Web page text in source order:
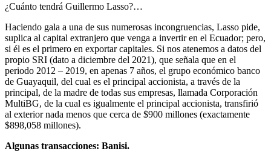
¿Cuánto tendrá Guillermo Lasso?…
Haciendo gala a una de sus numerosas incongruencias, Lasso pide,
suplica al capital extranjero que venga a invertir en el Ecuador; pero,
si él es el primero en exportar capitales. Si nos atenemos a datos del
propio SRI (dato a diciembre del 2021), que señala que en el
periodo 2012 – 2019, en apenas 7 años, el grupo económico banco
de Guayaquil, del cual es el principal accionista, a través de la
principal, de la madre de todas sus empresas, llamada Corporación
MultiBG, de la cual es igualmente el principal accionista, transfirió
al exterior nada menos que cerca de $900 millones (exactamente
$898,058 millones).
Algunas transacciones: Banisi.